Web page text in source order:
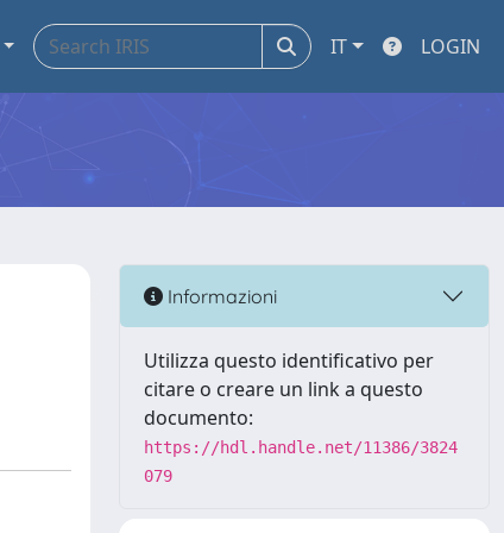
IT LOGIN
Informazioni
Utilizza questo identificativo per
citare o creare un link a questo
documento:
https://hdl.handle.net/11386/3824
079